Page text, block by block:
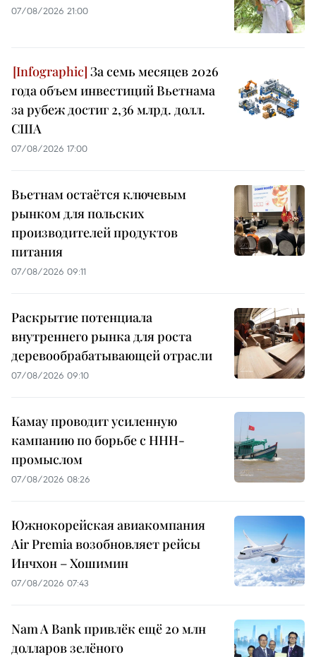
07/08/2026 21:00
За семь месяцев 2026
года объем инвестиций Вьетнама
за рубеж достиг 2,36 млрд. долл.
США
07/08/2026 17:00
Вьетнам остаётся ключевым
рынком для польских
производителей продуктов
питания
07/08/2026 09:11
Раскрытие потенциала
внутреннего рынка для роста
деревообрабатывающей отрасли
07/08/2026 09:10
Камау проводит усиленную
кампанию по борьбе с ННН-
промыслом
07/08/2026 08:26
Южнокорейская авиакомпания
Air Premia возобновляет рейсы
Инчхон – Хошимин
07/08/2026 07:43
Nam A Bank привлёк ещё 20 млн
долларов зелёного